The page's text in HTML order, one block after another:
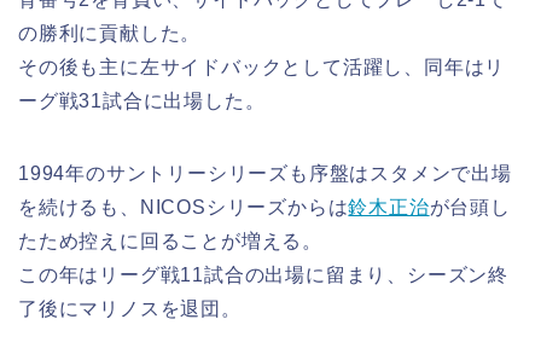
の勝利に貢献した。
その後も主に左サイドバックとして活躍し、同年はリ
ーグ戦31試合に出場した。
1994年のサントリーシリーズも序盤はスタメンで出場
を続けるも、NICOSシリーズからは鈴木正治が台頭し
たため控えに回ることが増える。
この年はリーグ戦11試合の出場に留まり、シーズン終
了後にマリノスを退団。